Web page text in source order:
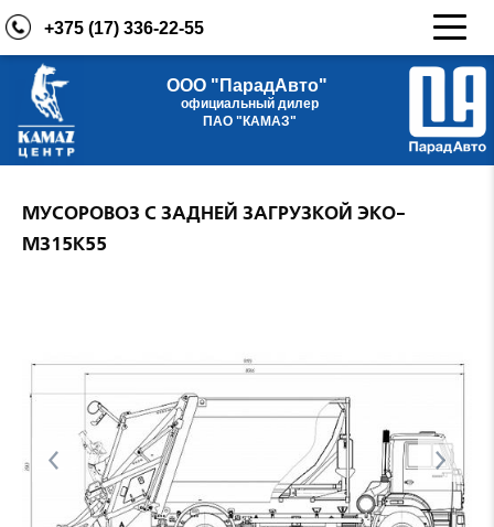
+375 (17) 336-22-55
ООО "ПарадАвто"
официальный дилер
ПАО "КАМАЗ"
МУСОРОВОЗ С ЗАДНЕЙ ЗАГРУЗКОЙ ЭКО-
МЗ15К55